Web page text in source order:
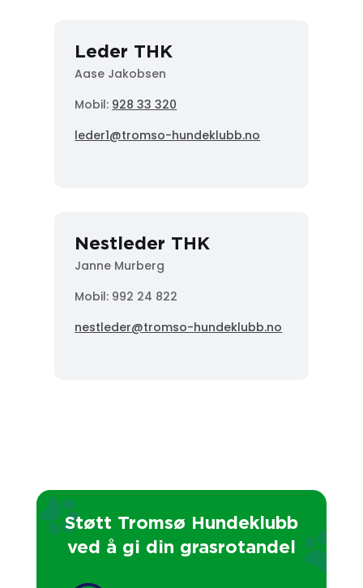
Leder THK
Aase Jakobsen
Mobil: 928 33 320
leder1@tromso-hundeklubb.no
Nestleder THK
Janne Murberg
Mobil: 992 24 822
nestleder@tromso-hundeklubb.no
Støtt Tromsø Hundeklubb
ved å gi din grasrotandel